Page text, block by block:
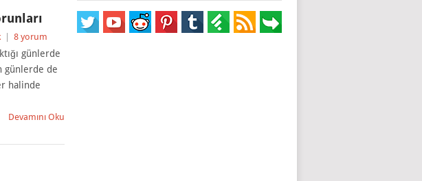
8 yorum
günlerde
günlerde de
halinde
Devamını Oku